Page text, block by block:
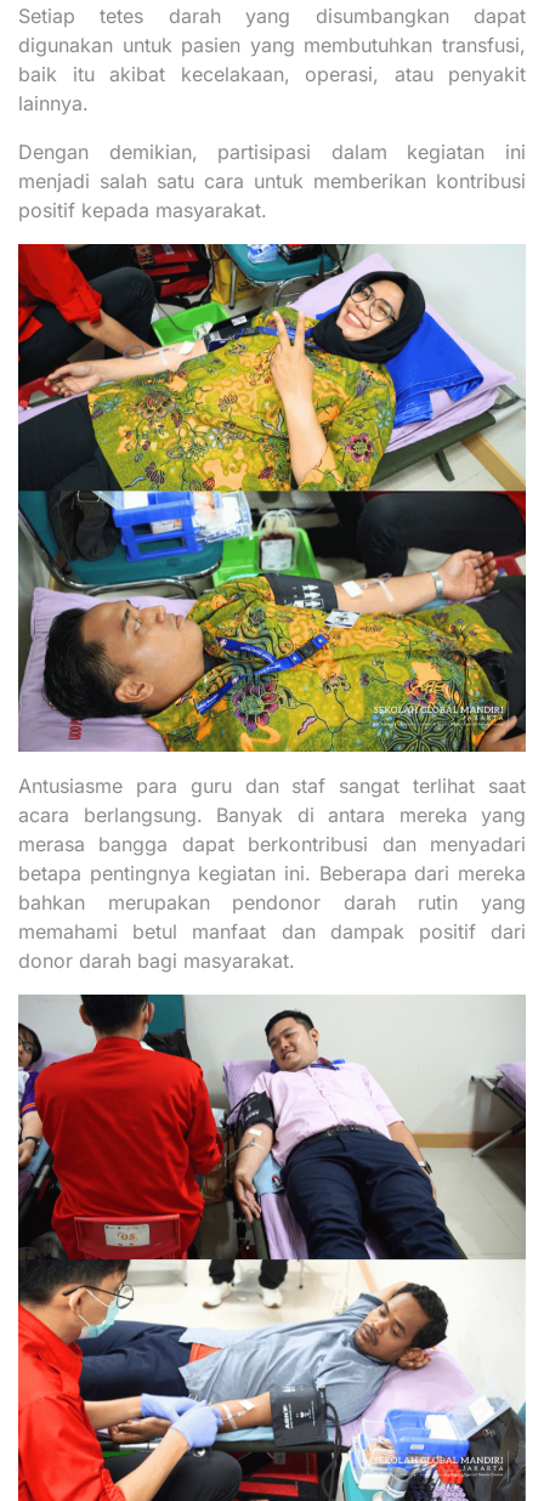
Setiap tetes darah yang disumbangkan dapat
digunakan untuk pasien yang membutuhkan transfusi,
baik itu akibat kecelakaan, operasi, atau penyakit
lainnya.
Dengan demikian, partisipasi dalam kegiatan ini
menjadi salah satu cara untuk memberikan kontribusi
positif kepada masyarakat.
Antusiasme para guru dan staf sangat terlihat saat
acara berlangsung. Banyak di antara mereka yang
merasa bangga dapat berkontribusi dan menyadari
betapa pentingnya kegiatan ini. Beberapa dari mereka
bahkan merupakan pendonor darah rutin yang
memahami betul manfaat dan dampak positif dari
donor darah bagi masyarakat.